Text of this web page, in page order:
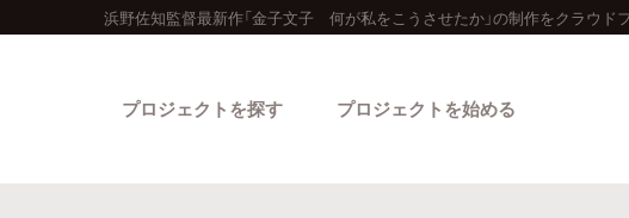
浜野佐知監督最新作「金子文子 何が私をこうさせたか」の制作をクラウド
プロジェクトを探す プロジェクトを始める